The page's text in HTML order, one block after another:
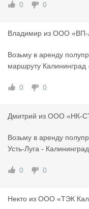
0 0
Владимир из ООО «ВП-
Возьму в аренду
маршруту
0 0
Дмитрий из ООО «НК-
Возьму в аренду
Усть-Луга -
0 0
Некто из ООО «ТЭК